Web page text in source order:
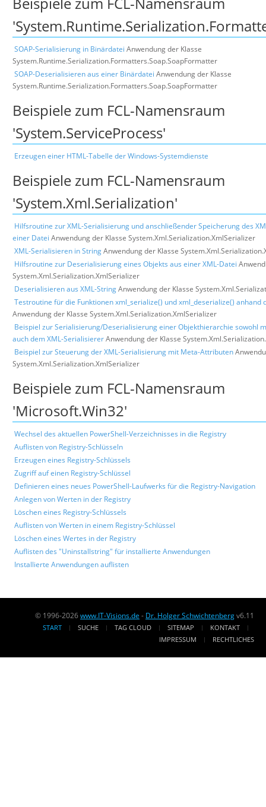
SOAP-Serialisierung in Binärdatei Anwendung der Klasse
System.Runtime.Serialization.Formatters.Soap.SoapFormatter
SOAP-Deserialisieren aus einer Binärdatei Anwendung der Klasse
System.Runtime.Serialization.Formatters.Soap.SoapFormatter
Beispiele zum FCL-Namensraum
'System.ServiceProcess'
Erzeugen einer HTML-Tabelle der Windows-Systemdienste
Beispiele zum FCL-Namensraum
'System.Xml.Serialization'
Hilfsroutine zur XML-Serialisierung und anschließender Speicherung des
einer Datei Anwendung der Klasse System.Xml.Serialization.XmlSerializer
XML-Serialisieren in StringAnwendung der Klasse
Hilfsroutine zur Deserialisierung eines Objekts aus einer XML-Datei
System.Xml.Serialization.XmlSerializer
Deserialisieren aus XML-StringAnwendung der Klasse
Testroutine für die Funktionen xml_serialize() und xml_deserialize() anhand
Anwendung der Klasse System.Xml.Serialization.XmlSerializer
Beispiel zur Serialisierung/Deserialisierung einer Objekthierarchie sowohl
auch dem XML-SerialisiererAnwendung der Klasse
Beispiel zur Steuerung der XML-Serialisierung mit Meta-Attributen
System.Xml.Serialization.XmlSerializer
Beispiele zum FCL-Namensraum
'Microsoft.Win32'
Wechsel des aktuellen PowerShell-Verzeichnisses in die Registry
Auflisten von Registry-Schlüsseln
Erzeugen eines Registry-Schlüssels
Zugriff auf einen Registry-Schlüssel
Definieren eines neues PowerShell-Laufwerks für die Registry-Navigation
Anlegen von Werten in der Registry
Löschen eines Registry-Schlüssels
Auflisten von Werten in einem Registry-Schlüssel
Löschen eines Wertes in der Registry
Auflisten des "Uninstallstring" für installierte Anwendungen
Installierte Anwendungen auflisten
© 1996-2026www.IT-Visions.de - Dr. Holger Schwichtenbergv6.11
START SUCHE TAG CLOUD SITEMAP
KONTAKT
IMPRESSUM
RECHTLICHES